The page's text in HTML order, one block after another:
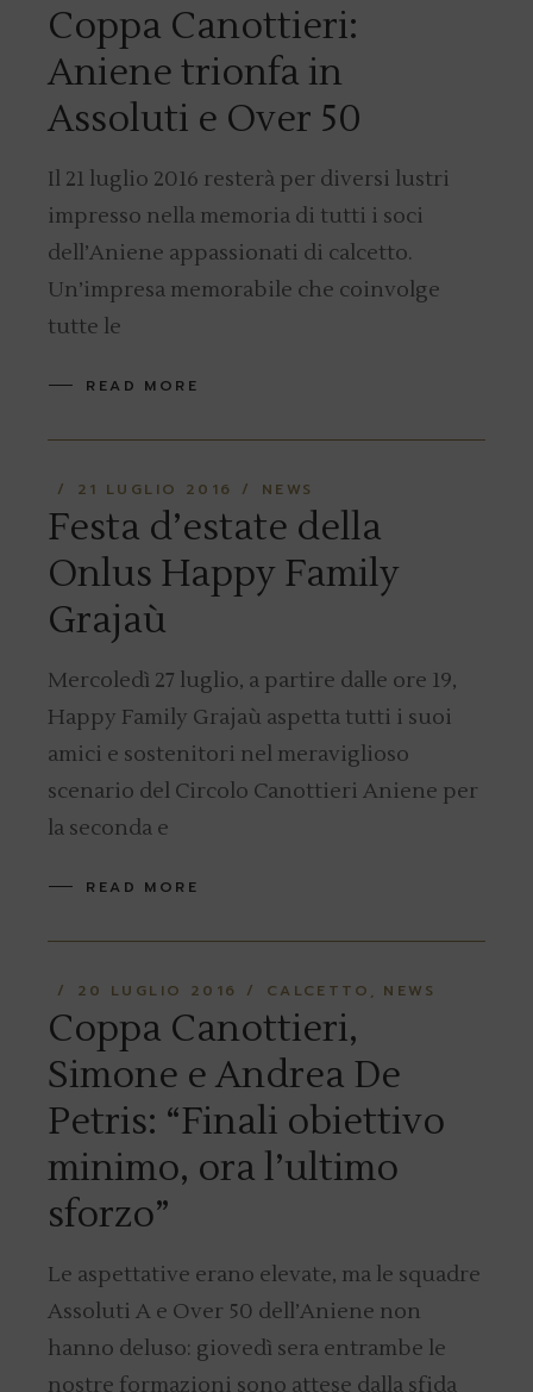
Coppa Canottieri:
Aniene trionfa in
Assoluti e Over 50
Il 21 luglio 2016 resterà per diversi lustri
impresso nella memoria di tutti i soci
dell’Aniene appassionati di calcetto.
Un’impresa memorabile che coinvolge
tutte le
READ MORE
21 LUGLIO 2016 NEWS
Festa d’estate della
Onlus Happy Family
Grajaù
Mercoledì 27 luglio, a partire dalle ore 19,
Happy Family Grajaù aspetta tutti i suoi
amici e sostenitori nel meraviglioso
scenario del Circolo Canottieri Aniene per
la seconda e
READ MORE
20 LUGLIO 2016 CALCETTO NEWS
Coppa Canottieri,
Simone e Andrea De
Petris: “Finali obiettivo
minimo, ora l’ultimo
sforzo”
Le aspettative erano elevate, ma le squadre
Assoluti A e Over 50 dell’Aniene non
hanno deluso: giovedì sera entrambe le
nostre formazioni sono attese dalla sfida